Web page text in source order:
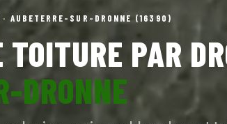
· AUBETERRE-SUR-DRONNE (16390)
TOITURE PAR
DRONNE